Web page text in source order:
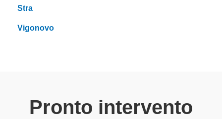
Stra
Vigonovo
Pronto intervento